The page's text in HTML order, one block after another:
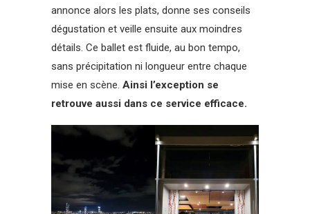
annonce alors les plats, donne ses conseils
dégustation et veille ensuite aux moindres
détails. Ce ballet est fluide, au bon tempo,
sans précipitation ni longueur entre chaque
mise en scène. Ainsi l’exception se
retrouve aussi dans ce service efficace.